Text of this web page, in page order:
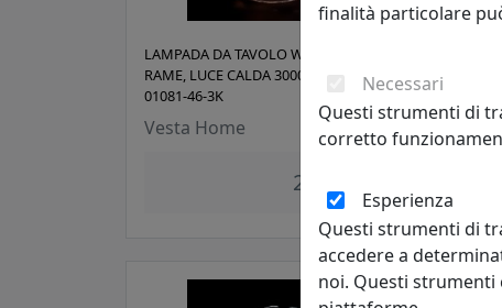
LAMPADA DA TAVOLO WAVE FOGLIA
RAME, LUCE CALDA 3000K, CODICE
01081-46-3K
Vesta Home
206,00 €
finalità particolare
Necessari
Questi strumenti di
corretto
Esperienza
Questi strumenti di
accedere a
noi. Questi